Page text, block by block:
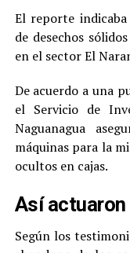
El reporte
de desechos
en el sector El
De acuerdo a una
el Servicio de
Naguanagua
máquinas para la
ocultos en cajas.
Así
Según los